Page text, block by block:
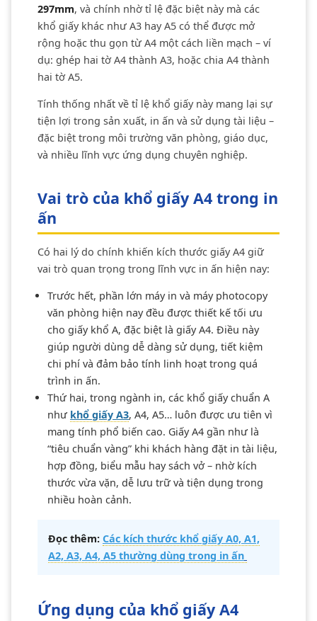
297mm, và chính nhờ tỉ lệ đặc biệt này mà các
khổ giấy khác như A3 hay A5 có thể được mở
rộng hoặc thu gọn từ A4 một cách liền mạch – ví
dụ: ghép hai tờ A4 thành A3, hoặc chia A4 thành
hai tờ A5.
Tính thống nhất về tỉ lệ khổ giấy này mang lại sự
tiện lợi trong sản xuất, in ấn và sử dụng tài liệu –
đặc biệt trong môi trường văn phòng, giáo dục,
và nhiều lĩnh vực ứng dụng chuyên nghiệp.
Vai trò của khổ giấy A4 trong in
ấn
Có hai lý do chính khiến kích thước giấy A4 giữ
vai trò quan trọng trong lĩnh vực in ấn hiện nay:
Trước hết, phần lớn máy in và máy photocopy
văn phòng hiện nay đều được thiết kế tối ưu
cho giấy khổ A, đặc biệt là giấy A4. Điều này
giúp người dùng dễ dàng sử dụng, tiết kiệm
chi phí và đảm bảo tính linh hoạt trong quá
trình in ấn.
Thứ hai, trong ngành in, các khổ giấy chuẩn A
như khổ giấy A3, A4, A5… luôn được ưu tiên vì
mang tính phổ biến cao. Giấy A4 gần như là
“tiêu chuẩn vàng” khi khách hàng đặt in tài liệu,
hợp đồng, biểu mẫu hay sách vở – nhờ kích
thước vừa vặn, dễ lưu trữ và tiện dụng trong
nhiều hoàn cảnh.
Đọc thêm: Các kích thước khổ giấy A0, A1,
A2, A3, A4, A5 thường dùng trong in ấn
Ứng dụng của khổ giấy A4